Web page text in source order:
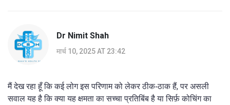
Dr Nimit Shah
मार्च 10, 2025 AT 23:42
मैं देख रहा हूँ कि कई लोग इस परिणाम को लेकर ठीक‑ठाक हैं, पर असली
सवाल यह है कि क्या यह क्षमता का सच्चा प्रतिबिंब है या सिर्फ़ कोचिंग का